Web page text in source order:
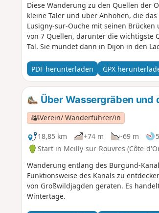
Diese Wanderung zu den Quellen der
kleine Täler und über Anhöhen, die
Lusigny-sur-Ouche mit seinen
von 7 Quellen, darunter die wichtigste
Tal. Sie mündet dann in Dijon in den
PDF herunterladen
GPX
Über Wassergräben und
Verein/ Wanderführer/in
18,85 km
+74 m -69 m
Start in Meilly-sur-Rouvres (Côte-
Wanderung entlang des Burgund-
Funktionsweise des Kanals zu
von Großwildjagden geraten. Es
Wintertage.